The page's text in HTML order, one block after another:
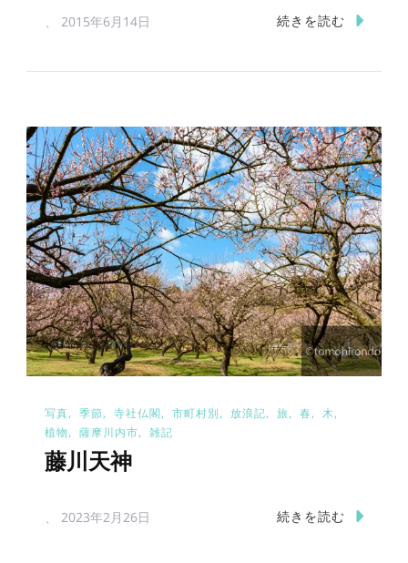
、 2015年6月14日 続きを読む
写真 季節 寺社仏閣 市町村別 放浪記 旅 春
木
植物
薩摩川内市 雑記
藤川天神
、 2023年2月26日 続きを読む